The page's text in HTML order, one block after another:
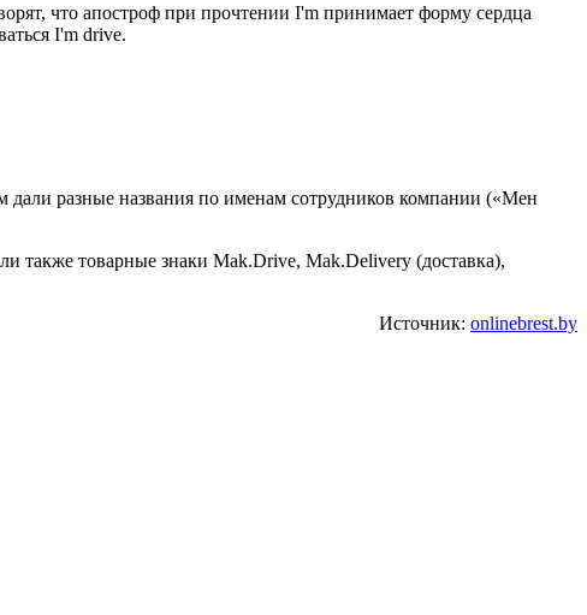
что апостроф при прочтении I'm принимает форму сердца
I'm drive.
дали разные названия по именам сотрудников компании («Мен
также товарные знаки Mak.Drive, Mak.Delivery (доставка),
Источник: onlinebrest.by